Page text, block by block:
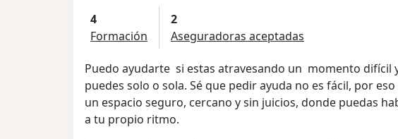
4
Formación
2
Aseguradoras aceptadas
Puedo ayudarte si estas atravesando un momento difícil y sientes que ya no
puedes solo o sola. Sé que pedir ayuda no es fácil, por
un espacio seguro, cercano y sin juicios, donde puedas
a tu propio ritmo.